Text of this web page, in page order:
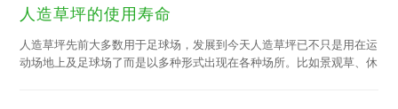
人造草坪的使用寿命
人造草坪先前大多数用于足球场，发展到今天人造草坪已不只是用在运
动场地上及足球场了而是以多种形式出现在各种场所。比如景观草、休